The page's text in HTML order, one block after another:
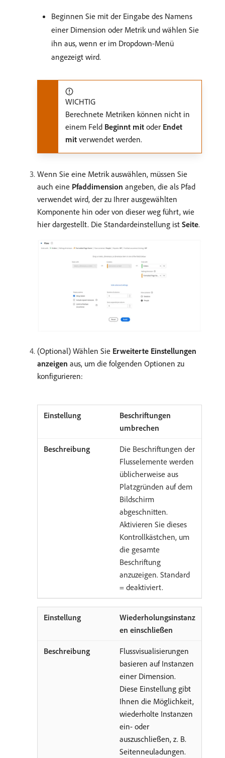
Beginnen Sie mit der Eingabe des Namens
einer Dimension oder Metrik und wählen Sie
ihn aus, wenn er im Dropdown-Menü
angezeigt wird.
WICHTIG
Berechnete Metriken können nicht in
einem Feld Beginnt mit oder Endet
mit verwendet werden.
Wenn Sie eine Metrik auswählen, müssen Sie
auch eine Pfaddimension angeben, die als Pfad
verwendet wird, der zu Ihrer ausgewählten
Komponente hin oder von dieser weg führt, wie
hier dargestellt. Die Standardeinstellung ist Seite.
(Optional) Wählen Sie Erweiterte Einstellungen
anzeigen aus, um die folgenden Optionen zu
konfigurieren:
Beschriftungen
umbrechen
Die Beschriftungen der
Flusselemente werden
üblicherweise aus
Platzgründen auf dem
Bildschirm
abgeschnitten.
Aktivieren Sie dieses
Kontrollkästchen, um
die gesamte
Beschriftung
anzuzeigen. Standard
= deaktiviert.
Wiederholungsinstanz
en einschließen
Flussvisualisierungen
basieren auf Instanzen
einer Dimension.
Diese Einstellung gibt
Ihnen die Möglichkeit,
wiederholte Instanzen
ein- oder
auszuschließen, z. B.
Seitenneuladungen.